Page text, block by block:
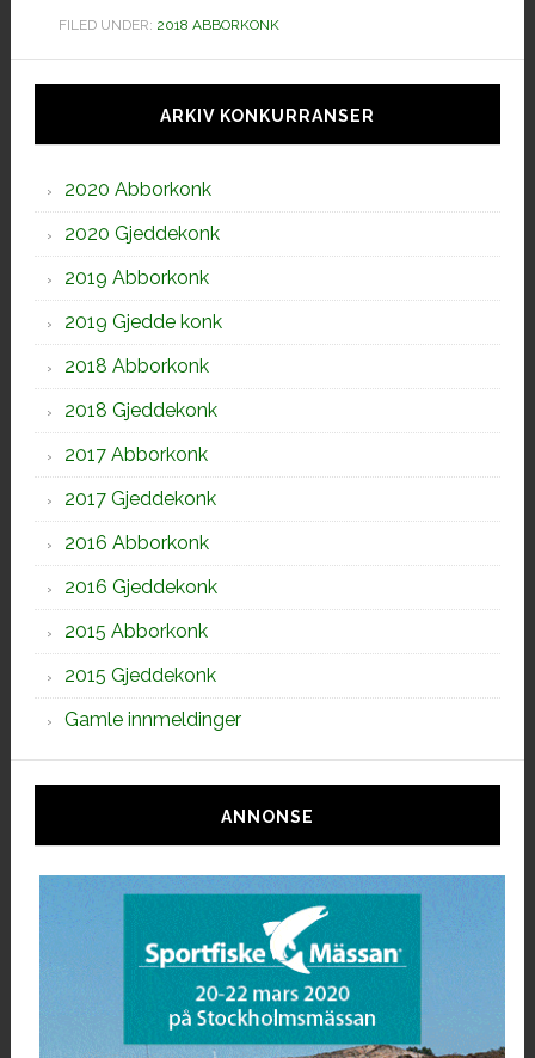
FILED UNDER: 2018 ABBORKONK
Hoved
ARKIV KONKURRANSER
2020 Abborkonk
2020 Gjeddekonk
2019 Abborkonk
2019 Gjedde konk
2018 Abborkonk
2018 Gjeddekonk
2017 Abborkonk
2017 Gjeddekonk
2016 Abborkonk
2016 Gjeddekonk
2015 Abborkonk
2015 Gjeddekonk
Gamle innmeldinger
ANNONSE